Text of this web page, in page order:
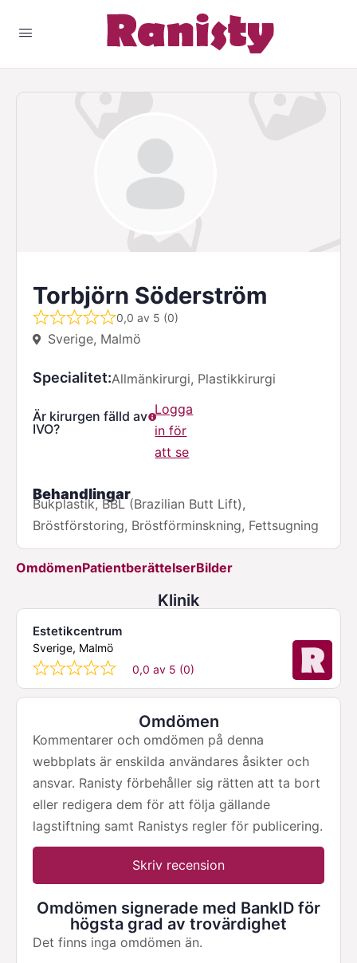
Torbjörn Söderström
0,0 av 5 (0)
Sverige, Malmö
Specialitet Allmänkirurgi, Plastikkirurgi
Är kirurgen fälld av
IVO?
Logga
in för
att se
Behandlingar
Bukplastik, BBL (Brazilian Butt Lift),
Bröstförstoring, Bröstförminskning, Fettsugning
OmdömenPatientberättelserBilder
Klinik
Estetikcentrum
Sverige, Malmö
0,0 av 5 (0)
Omdömen
Kommentarer och omdömen på denna
webbplats är enskilda användares åsikter och
ansvar. Ranisty förbehåller sig rätten att ta bort
eller redigera dem för att följa gällande
lagstiftning samt Ranistys regler för publicering.
Skriv recension
Omdömen signerade med BankID för
högsta grad av trovärdighet
Det finns inga omdömen än.